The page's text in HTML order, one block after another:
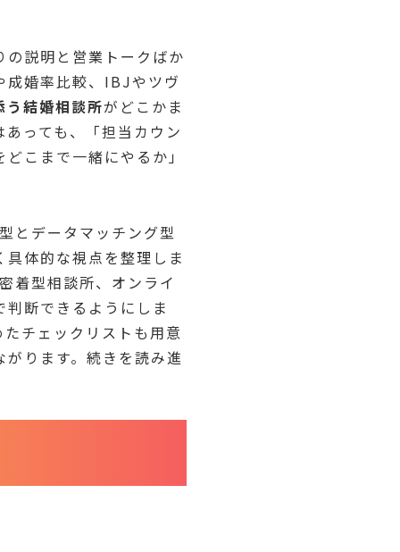
説明と営業トークばか
成婚率比較、IBJやツヴ
う結婚相談所がどこかま
っても、「担当カウン
こまで一緒にやるか」
とデータマッチング型
体的な視点を整理しま
着型相談所、オンライ
断できるようにしま
チェックリストも用意
ります。続きを読み進